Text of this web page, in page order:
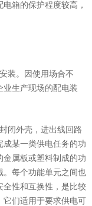
箱的保护程度较高，
装。因使用场合不
业生产现场的配电装
闭外壳，进出线回路
成某一类供电任务的功
属板或塑料制成的功
。每个功能单元之间也
全性和互换性，是比较
它们适用于要求供电可